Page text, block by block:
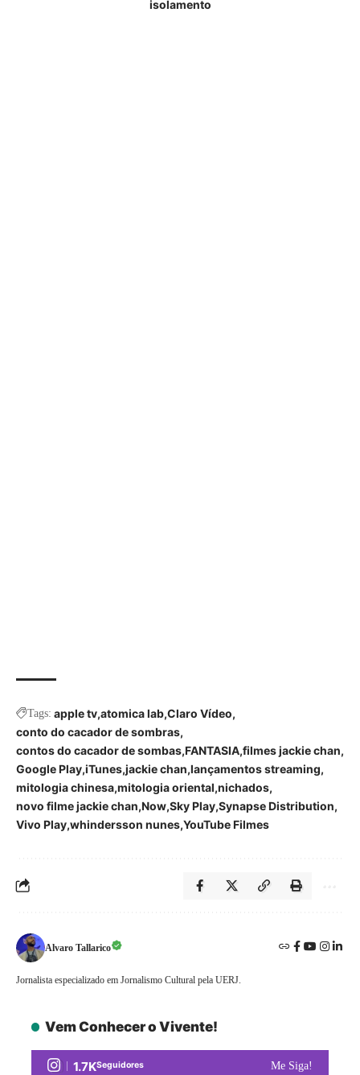
isolamento
Tags: apple tv atomica lab Claro Vídeo
conto do cacador de sombras
contos do cacador de sombas FANTASIA filmes jackie chan
Google Play iTunes jackie chan lançamentos streaming
mitologia chinesa mitologia oriental nichados
novo filme jackie chan Now Sky Play Synapse Distribution
Vivo Play whindersson nunes YouTube Filmes
Alvaro Tallarico
Jornalista especializado em Jornalismo Cultural pela UERJ.
Vem Conhecer o Vivente!
1.7KSeguidores Me Siga!